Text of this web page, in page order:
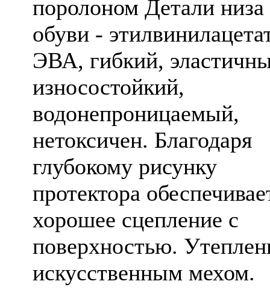
поролоном Детали
обуви -
ЭВА, гибкий,
износостойкий,
водонепроницаемый,
нетоксичен. Благодаря
глубокому рисунку
протектора
хорошее сцепление с
поверхностью.
искусственным мехом.